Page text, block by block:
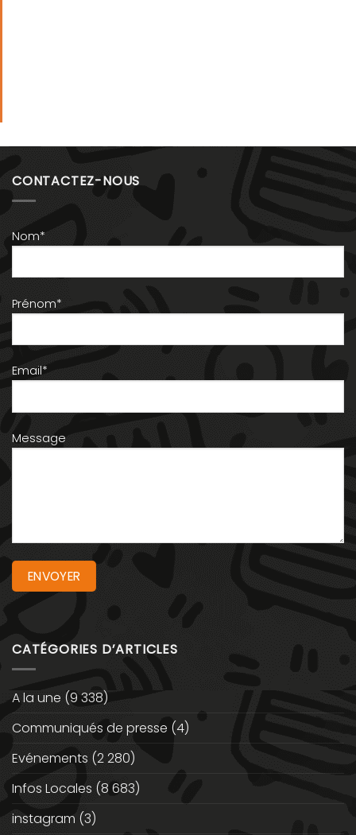
CONTACTEZ-NOUS
Nom*
Prénom*
Email*
Message
CATÉGORIES D’ARTICLES
A la une (9 338)
Communiqués de presse (4)
Evénements (2 280)
Infos Locales (8 683)
instagram (3)